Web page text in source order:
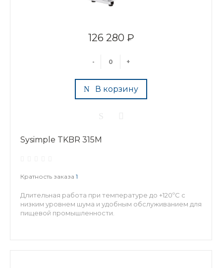
126 280 ₽
- +
В корзину
Sysimple TKBR 315M
Кратность заказа 1
Длительная работа при температуре до +120ºC с
низким уровнем шума и удобным обслуживанием для
пищевой промышленности.